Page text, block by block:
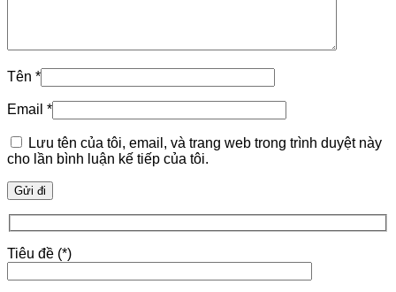
Tên *
Email *
Lưu tên của tôi, email, và trang web trong trình duyệt này
cho lần bình luận kế tiếp của tôi.
Tiêu đề (*)